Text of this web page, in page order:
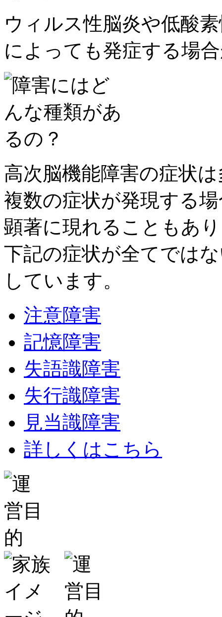
ウィルス性脳炎や低酸
によっても発症する場
高次脳機能障害の症状
複数の症状が発現する
顕著に現れることもあ
下記の症状が全てでは
しています。
注意障害
記憶障害
失語識障害
失行識障害
見当識障害
詳しくはこちら